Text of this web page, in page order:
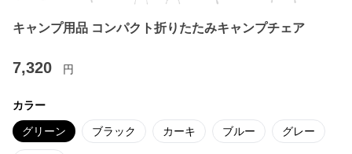
キャンプ用品 コンパクト折りたたみキャンプチェア
7,320 円
カラー
グリーン ブラック カーキ ブルー グレー